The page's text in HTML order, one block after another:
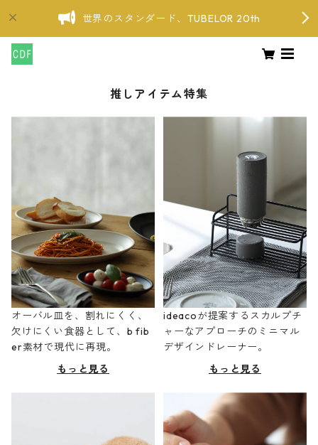
世界のスタンダード、TUBELOR 20th
推しアイテム特集
オーバル皿を、割れにくく、
欠けにくい食器として、b fib
er素材で現代に再現。
もっと見る
ideacoが提案するスカルプチ
ャーなアプローチのミニマル
デザインドレーナー。
もっと見る